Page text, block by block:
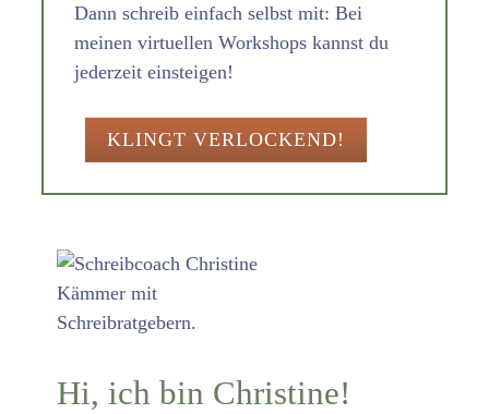
Dann schreib einfach selbst mit: Bei
meinen virtuellen Workshops kannst du
jederzeit einsteigen!
KLINGT VERLOCKEND!
Hi, ich bin Christine!